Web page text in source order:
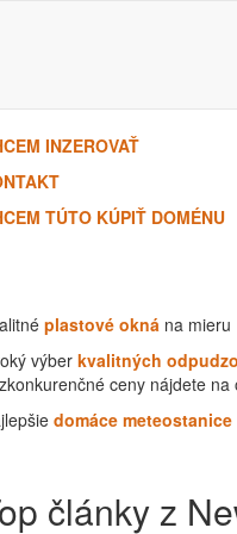
INZEROVAŤ
TÚTO KÚPIŤ DOMÉNU
plastové okná na mieru
výber kvalitných
ceny nájdete na
domáce meteostanice
články z